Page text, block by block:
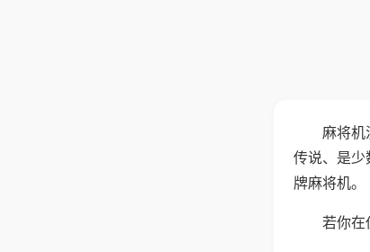
麻将机
传说、是
牌麻将机。
若你在